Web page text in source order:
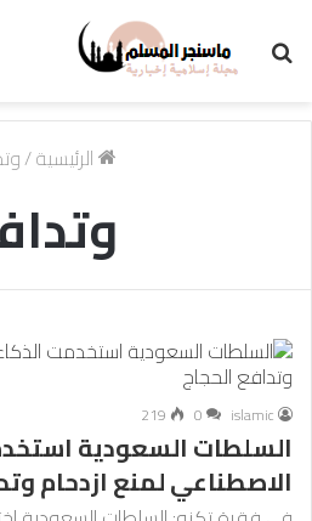
الرئيسية/
islamic
0
219
السلطات السعودية
الاصطناعي لمنع ازدحام